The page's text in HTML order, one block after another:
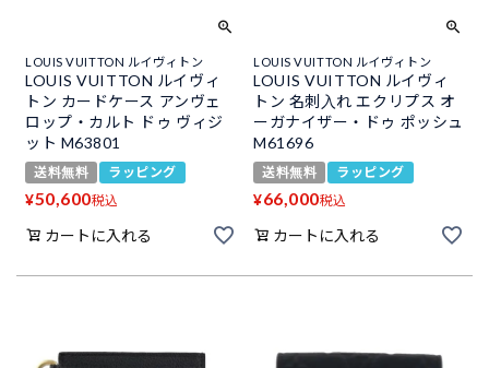
LOUIS VUITTON ルイヴィトン
LOUIS VUITTON ルイヴィ
トン カードケース アンヴェ
ロップ・カルト ドゥ ヴィジ
ット M63801
送料無料 ラッピング
¥50,600税込
カートに入れる
LOUIS VUITTON ルイヴィトン
LOUIS VUITTON ルイヴィ
トン 名刺入れ エクリプス オ
ーガナイザー・ドゥ ポッシュ
M61696
送料無料 ラッピング
¥66,000税込
カートに入れる